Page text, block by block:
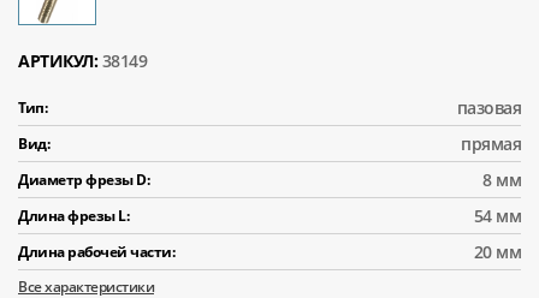
АРТИКУЛ: 38149
Тип: пазовая
Вид: прямая
Диаметр фрезы D: 8 мм
Длина фрезы L: 54 мм
Длина рабочей части: 20 мм
Все характеристики